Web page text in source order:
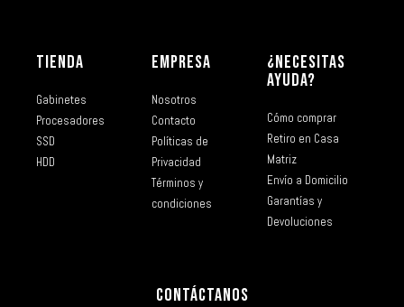
TIENDA
Gabinetes
Procesadores
SSD
HDD
EMPRESA
Nosotros
Contacto
Políticas de
Privacidad
Términos y
condiciones
¿NECESITAS
AYUDA?
Cómo comprar
Retiro en Casa
Matriz
Envío a Domicilio
Garantías y
Devoluciones
CONTÁCTANOS